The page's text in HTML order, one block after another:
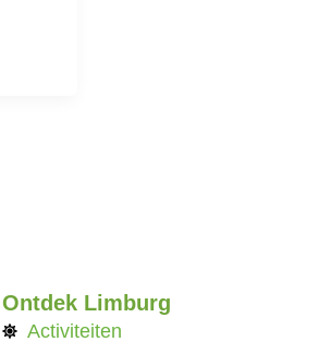
Ontdek Limburg
Activiteiten